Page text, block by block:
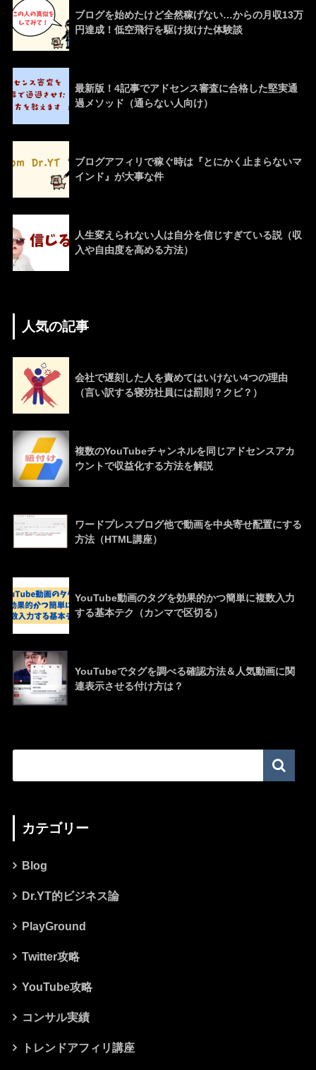
ブログを始めたけど全然稼げない…からの月収13万
円達成！低空飛行を駆け抜けた体験談
最新版！4記事でアドセンス審査に合格した堅実通
過メソッド（通らない人向け）
ブログアフィリで稼ぐ時は『とにかく止まらないマ
インド』が大事な件
人生変えられない人は自分を信じすぎている説（収
入や自由度を高める方法）
人気の記事
会社で遅刻した人を責めてはいけない4つの理由
（言い訳する寝坊社員には罰則？クビ？）
複数のYouTubeチャンネルを同じアドセンスアカ
ウントで収益化する方法を解説
ワードプレスブログ他で動画を中央寄せ配置にする
方法（HTML講座）
YouTube動画のタグを効果的かつ簡単に複数入力
する基本テク（カンマで区切る）
YouTubeでタグを調べる確認方法＆人気動画に関
連表示させる付け方は？
カテゴリー
Blog
Dr.YT的ビジネス論
PlayGround
Twitter攻略
YouTube攻略
コンサル実績
トレンドアフィリ講座